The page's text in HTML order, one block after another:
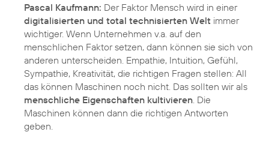
Pascal Kaufmann: Der Faktor Mensch wird in einer
digitalisierten und total technisierten Welt immer
wichtiger. Wenn Unternehmen v.a. auf den
menschlichen Faktor setzen, dann können sie sich von
anderen unterscheiden. Empathie, Intuition, Gefühl,
Sympathie, Kreativität, die richtigen Fragen stellen: All
das können Maschinen noch nicht. Das sollten wir als
menschliche Eigenschaften kultivieren . Die
Maschinen können dann die richtigen Antworten
geben.